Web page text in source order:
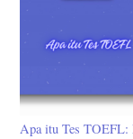
Apa itu Tes TOEFL: